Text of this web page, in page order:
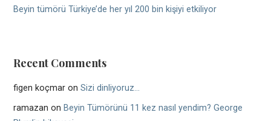
Beyin tümörü Türkiye’de her yıl 200 bin kişiyi etkiliyor
Recent Comments
figen koçmar onSizi dinliyoruz…
ramazan on Beyin Tümörünü 11 kez nasıl yendim? George